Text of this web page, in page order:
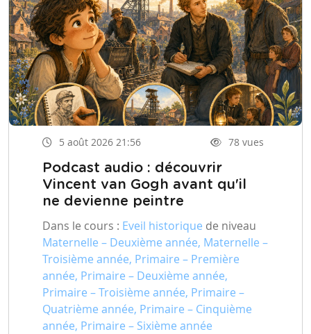
5 août 2026 21:56 78 vues
Podcast audio : découvrir
Vincent van Gogh avant qu'il
ne devienne peintre
Dans le cours : Eveil historique de niveau
Maternelle – Deuxième année, Maternelle –
Troisième année, Primaire – Première
année, Primaire – Deuxième année,
Primaire – Troisième année, Primaire –
Quatrième année, Primaire – Cinquième
année, Primaire – Sixième année